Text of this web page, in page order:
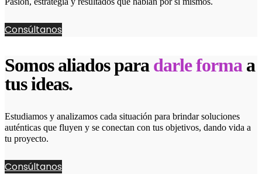
Consúltanos
Somos aliados para darle forma a
tus ideas.
Estudiamos y analizamos cada situación para brindar soluciones
auténticas que fluyen y se conectan con tus objetivos, dando vida a
tu proyecto.
Consúltanos